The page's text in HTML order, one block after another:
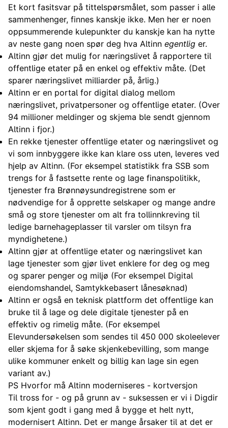
Et kort fasitsvar på tittelspørsmålet, som passer i alle
sammenhenger, finnes kanskje ikke. Men her er noen
oppsummerende kulepunkter du kanskje kan ha nytte
av neste gang noen spør deg hva Altinn egentlig er.
Altinn gjør det mulig for næringslivet å rapportere til
offentlige etater på en enkel og effektiv måte. (Det
sparer næringslivet milliarder på, årlig.)
Altinn er en portal for digital dialog mellom
næringslivet, privatpersoner og offentlige etater. (Over
94 millioner meldinger og skjema ble sendt gjennom
Altinn i fjor.)
En rekke tjenester offentlige etater og næringslivet og
vi som innbyggere ikke kan klare oss uten, leveres ved
hjelp av Altinn. (For eksempel statistikk fra SSB som
trengs for å fastsette rente og lage finanspolitikk,
tjenester fra Brønnøysundregistrene som er
nødvendige for å opprette selskaper og mange andre
små og store tjenester om alt fra tollinnkreving til
ledige barnehageplasser til varsler om tilsyn fra
myndighetene.)
Altinn gjør at offentlige etater og næringslivet kan
lage tjenester som gjør livet enklere for deg og meg
og sparer penger og miljø (For eksempel Digital
eiendomshandel, Samtykkebasert lånesøknad)
Altinn er også en teknisk plattform det offentlige kan
bruke til å lage og dele digitale tjenester på en
effektiv og rimelig måte. (For eksempel
Elevundersøkelsen som sendes til 450 000 skoleelever
eller skjema for å søke skjenkebevilling, som mange
ulike kommuner enkelt og billig kan lage sin egen
variant av.)
PS Hvorfor må Altinn moderniseres - kortversjon
Til tross for - og på grunn av - suksessen er vi i Digdir
som kjent godt i gang med å bygge et helt nytt,
modernisert Altinn. Det er mange årsaker til at det er